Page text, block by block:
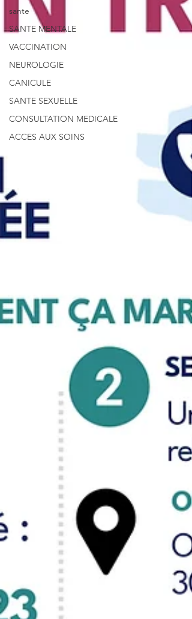
sante
SANTE MENTALE
VACCINATION
NEUROLOGIE
CANICULE
SANTE SEXUELLE
CONSULTATION MEDICALE
ACCES AUX SOINS